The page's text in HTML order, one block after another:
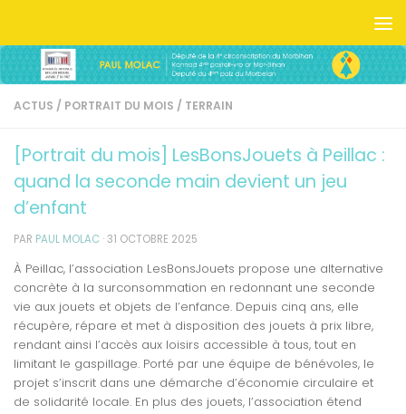
ACTUS / PORTRAIT DU MOIS / TERRAIN
[Portrait du mois] LesBonsJouets à Peillac :
quand la seconde main devient un jeu
d’enfant
PAR PAUL MOLAC ·31 OCTOBRE 2025
À Peillac, l’association LesBonsJouets propose une alternative
concrète à la surconsommation en redonnant une seconde
vie aux jouets et objets de l’enfance. Depuis cinq ans, elle
récupère, répare et met à disposition des jouets à prix libre,
rendant ainsi l’accès aux loisirs accessible à tous, tout en
limitant le gaspillage. Porté par une équipe de bénévoles, le
projet s’inscrit dans une démarche d’économie circulaire et
de solidarité locale. En plus des jouets, l’association étend